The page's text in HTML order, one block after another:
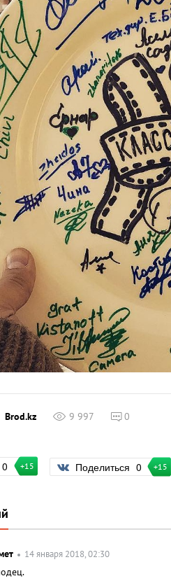
Brod.kz 9 997 0
0 +15 Поделиться 0 +15
14 января 2018, 02:30